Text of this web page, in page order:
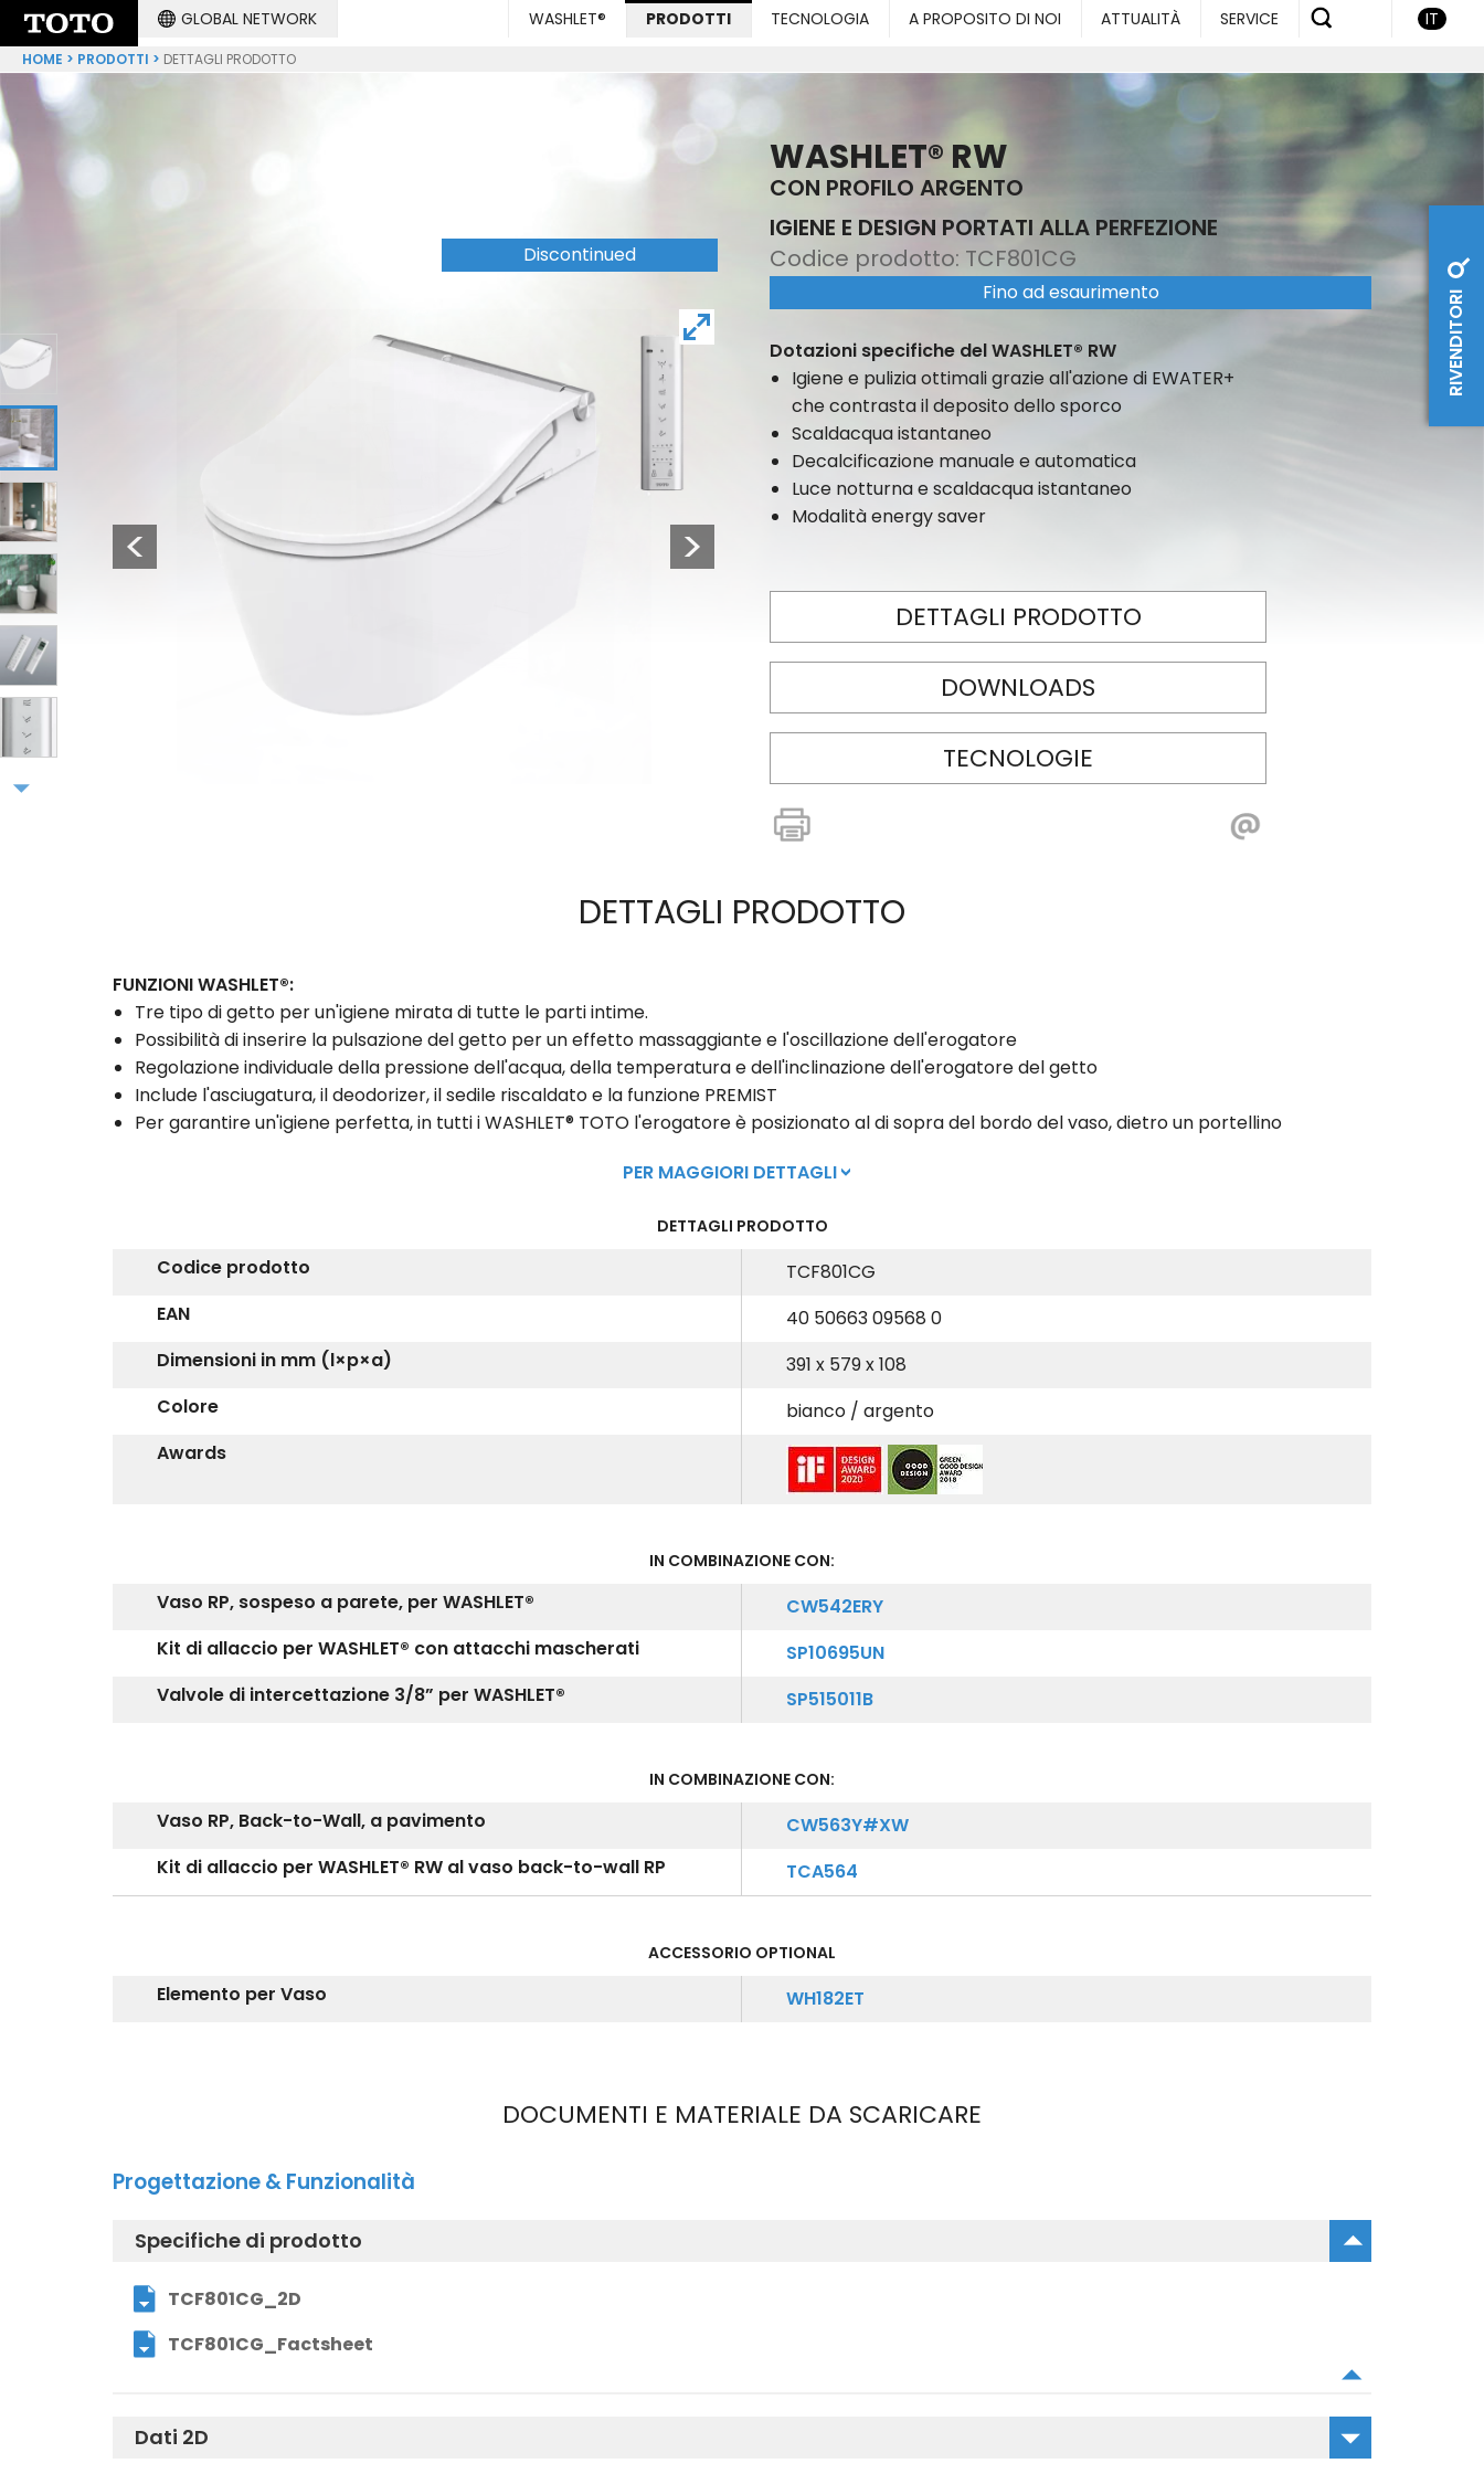
GLOBAL NETWORK WASHLET® PRODOTTI TECNOLOGIA A PROPOSITO DI NOI ATTUALITÀ SERVICE IT
HOME PRODOTTI DETTAGLI PRODOTTO
RIVENDITORI
WASHLET® RW
CON PROFILO ARGENTO
IGIENE E DESIGN PORTATI ALLA PERFEZIONE
Codice prodotto: TCF801CG
Fino ad esaurimento
Discontinued
Previous Next
1
2
3
4
5
6
7
Dotazioni specifiche del WASHLET® RW
Igiene e pulizia ottimali grazie all'azione di EWATER+
che contrasta il deposito dello sporco
Scaldacqua istantaneo
Decalcificazione manuale e automatica
Luce notturna e scaldacqua istantaneo
Modalità energy saver
DETTAGLI PRODOTTO
DOWNLOADS
TECNOLOGIE
DETTAGLI PRODOTTO
FUNZIONI WASHLET®:
Tre tipo di getto per un'igiene mirata di tutte le parti intime.
Possibilità di inserire la pulsazione del getto per un effetto massaggiante e l'oscillazione dell'erogatore
Regolazione individuale della pressione dell'acqua, della temperatura e dell'inclinazione dell'erogatore del getto
Include l'asciugatura, il deodorizer, il sedile riscaldato e la funzione PREMIST
Per garantire un'igiene perfetta, in tutti i WASHLET® TOTO l'erogatore è posizionato al di sopra del bordo del vaso, dietro un portellino
PER MAGGIORI DETTAGLI
DETTAGLI PRODOTTO
Codice prodotto
TCF801CG
EAN
40 50663 09568 0
Dimensioni in mm (l×p×a)
391 x 579 x 108
Colore
bianco / argento
Awards
IN COMBINAZIONE CON:
Vaso RP, sospeso a parete, per WASHLET®
CW542ERY
Kit di allaccio per WASHLET® con attacchi mascherati
SP10695UN
Valvole di intercettazione 3/8” per WASHLET®
SP515011B
IN COMBINAZIONE CON:
Vaso RP, Back-to-Wall, a pavimento
CW563Y#XW
Kit di allaccio per WASHLET® RW al vaso back-to-wall RP
TCA564
ACCESSORIO OPTIONAL
Elemento per Vaso WH182ET
DOCUMENTI E MATERIALE DA SCARICARE
Progettazione & Funzionalità
Specifiche di prodotto
TCF801CG_2D
TCF801CG_Factsheet
Dati 2D